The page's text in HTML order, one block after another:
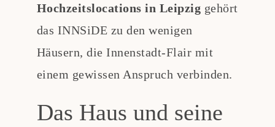
Hochzeitslocations in Leipzig gehört
das INNSiDE zu den wenigen
Häusern, die Innenstadt-Flair mit
einem gewissen Anspruch verbinden.
Das Haus und seine